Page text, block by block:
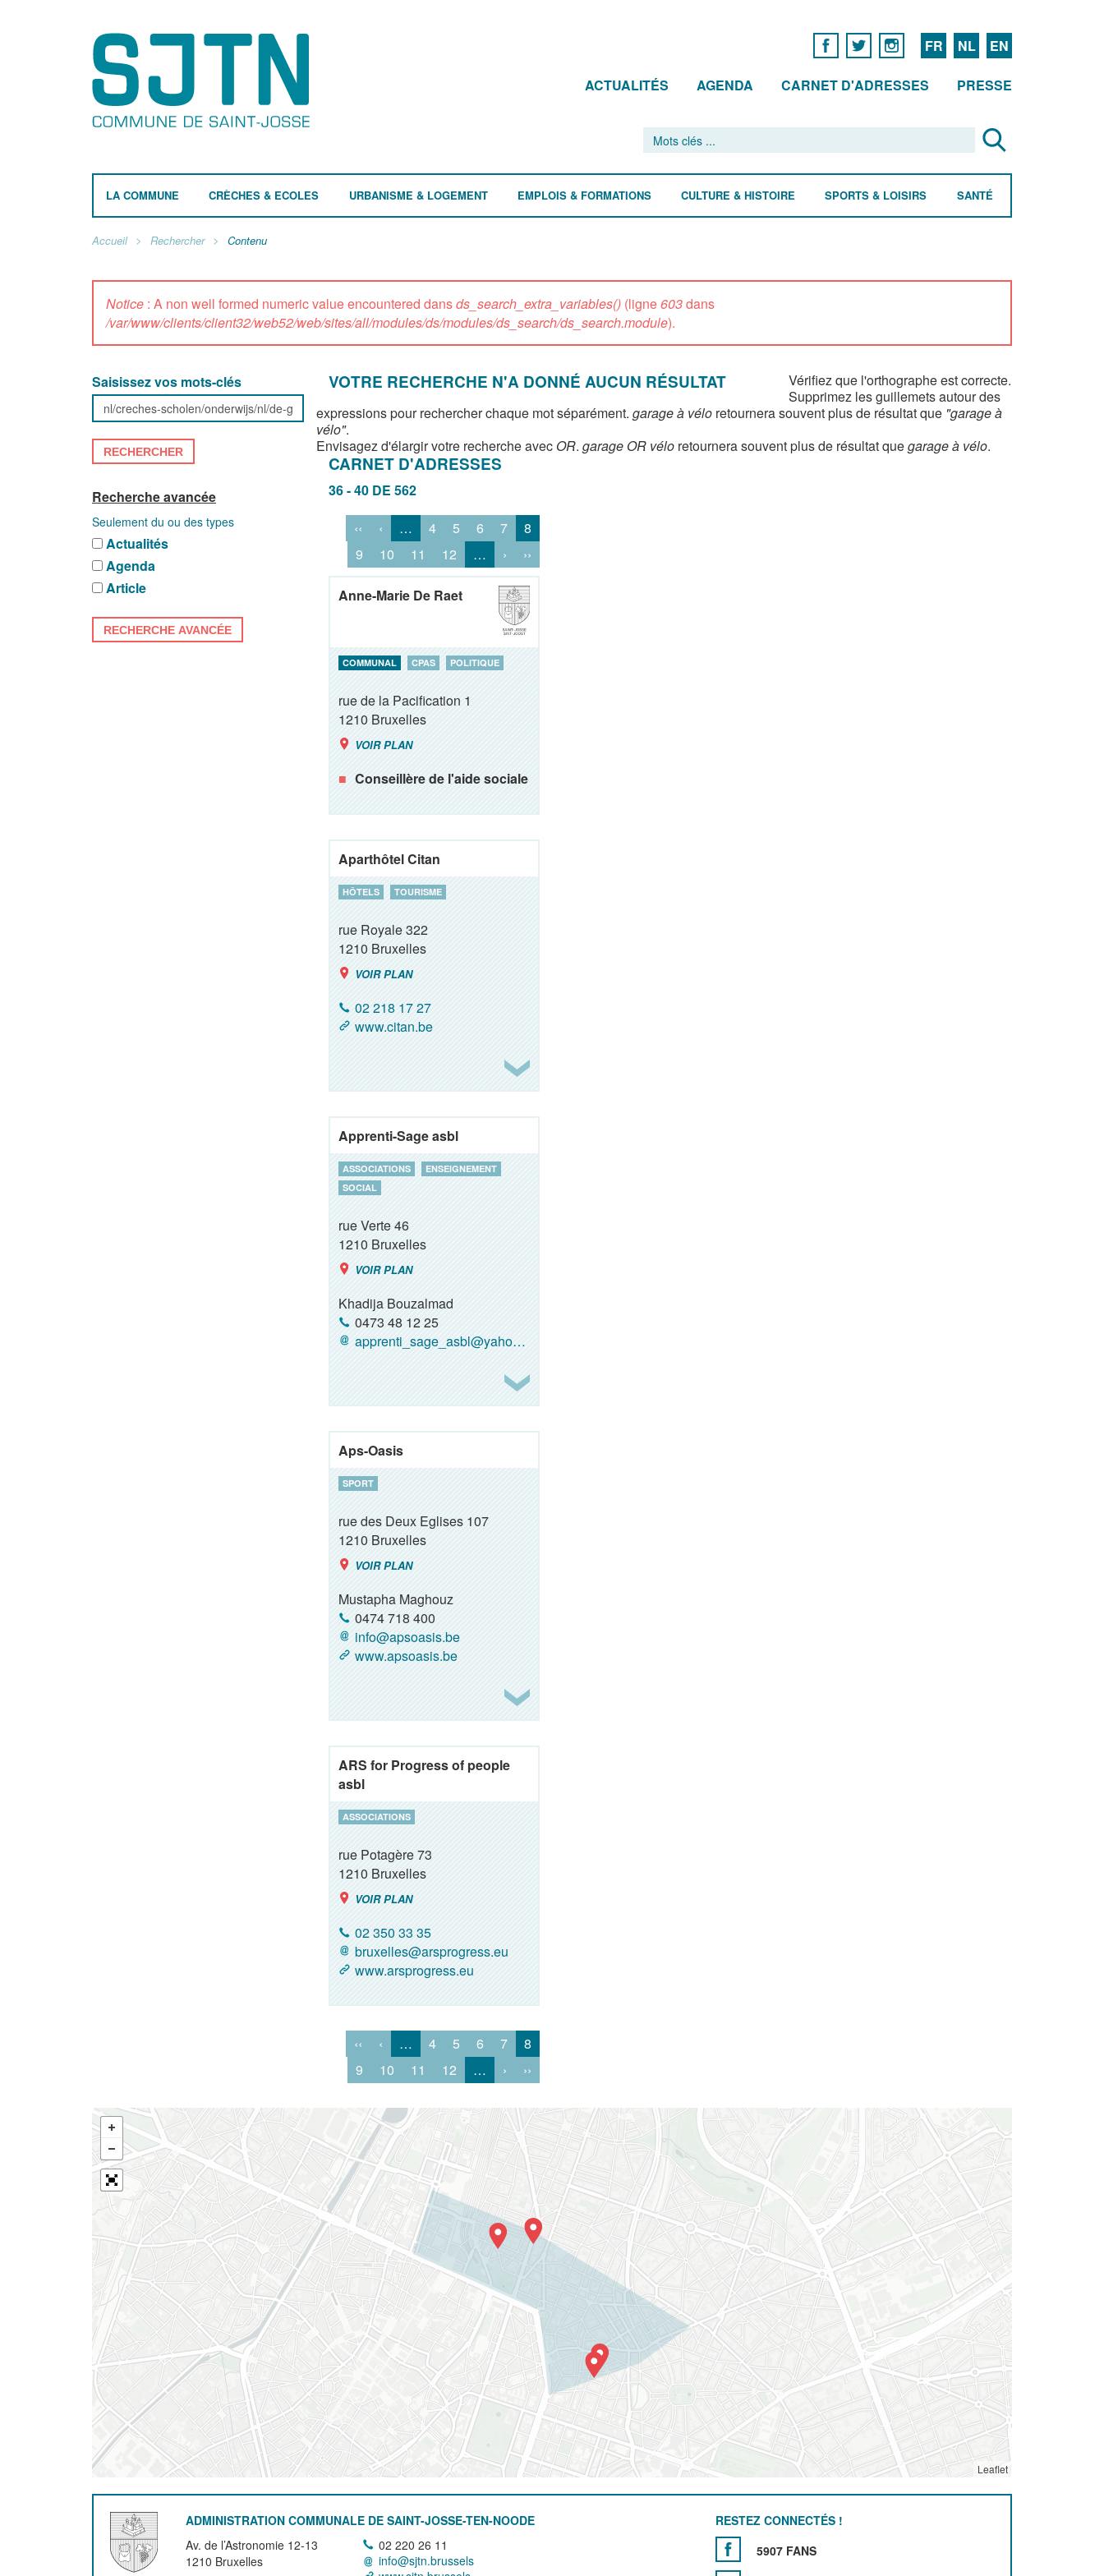
FR NL EN
ACTUALITÉS AGENDA CARNET D'ADRESSES PRESSE
LA COMMUNE CRÈCHES & ECOLES URBANISME & LOGEMENT EMPLOIS & FORMATIONS CULTURE & HISTOIRE SPORTS & LOISIRS SANTÉ
Accueil Rechercher Contenu
Notice : A non well formed numeric value encountered dansds_search_extra_variables() (ligne603dans
/var/www/clients/client32/web52/web/sites/all/modules/ds/modules/ds_search/ds_search.module).
Saisissez vos mots-clés
RECHERCHER
Recherche avancée
Seulement du ou des types
Actualités
Agenda
Article
RECHERCHE AVANCÉE
VOTRE RECHERCHE N'A DONNÉ AUCUN RÉSULTAT
Vérifiez que l'orthographe est correcte.
Supprimez les guillemets autour des
expressions pour rechercher chaque mot séparément. garage à véloretournera souvent plus de résultat que "garage à
vélo".
Envisagez d'élargir votre recherche avec OR. garage OR véloretournera souvent plus de résultat quegarage à vélo.
CARNET D'ADRESSES
36 - 40 DE 562
‹‹
‹ … 4 5 6 7
8
9
10 11 12 … › ››
Anne-Marie De Raet
COMMUNAL CPAS POLITIQUE
rue de la Pacification 1
1210Bruxelles
VOIR PLAN
Conseillère de l'aide sociale
Aparthôtel Citan
HÔTELS TOURISME
rue Royale 322
1210Bruxelles
VOIR PLAN
02 218 17 27
www.citan.be
Apprenti-Sage asbl
ASSOCIATIONS
ENSEIGNEMENT
SOCIAL
rue Verte 46
1210Bruxelles
VOIR PLAN
Khadija Bouzalmad
0473 48 12 25
apprenti_sage_asbl@yahoo.fr
Aps-Oasis
SPORT
rue des Deux Eglises 107
1210Bruxelles
VOIR PLAN
Mustapha Maghouz
0474 718 400
info@apsoasis.be
www.apsoasis.be
ARS for Progress of people
asbl
ASSOCIATIONS
rue Potagère 73
1210Bruxelles
VOIR PLAN
02 350 33 35
bruxelles@arsprogress.eu
www.arsprogress.eu
‹‹ ‹ … 4 5 6 7
8
9
10 11 12 … › ››
Leaflet
ADMINISTRATION COMMUNALE DE SAINT-JOSSE-TEN-NOODE
Av. de l’Astronomie 12-13
1210 Bruxelles
02 220 26 11
info@sjtn.brussels
RESTEZ CONNECTÉS !
5907 FANS